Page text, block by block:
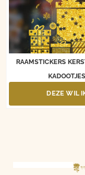
RAAMSTICKERS
KADOOTJES
DEZE WIL